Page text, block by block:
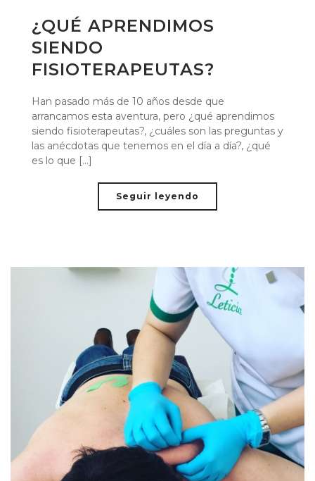
¿QUÉ APRENDIMOS
SIENDO
FISIOTERAPEUTAS?
Han pasado más de 10 años desde que
arrancamos esta aventura, pero ¿qué aprendimos
siendo fisioterapeutas?, ¿cuáles son las preguntas y
las anécdotas que tenemos en el día a día?, ¿qué
es lo que [...]
Seguir leyendo